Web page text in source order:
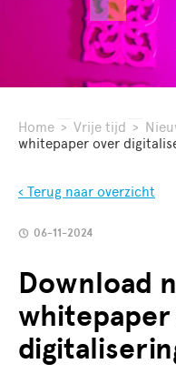
Home > Vrije tijd >
whitepaper over
‹ Terug naar overzicht
06-11-2024
Download